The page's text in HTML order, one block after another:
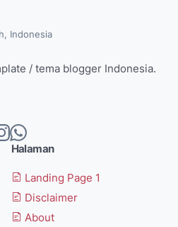
Indonesia
/ tema blogger Indonesia.
Halaman
Landing Page 1
Disclaimer
About